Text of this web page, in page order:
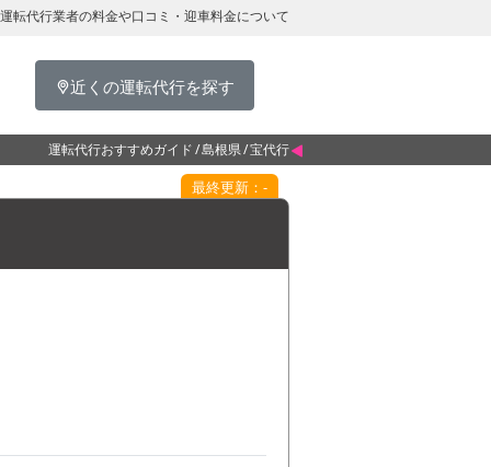
転代行業者の料金や口コミ・迎車料金について
近くの運転代行を探す
運転代行おすすめガイド 島根県 宝代行
最終更新：-